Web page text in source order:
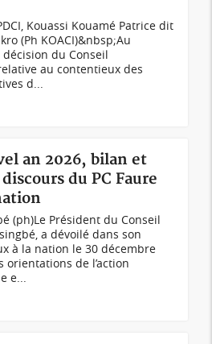
Kouassi Kouamé Patrice dit
(Ph KOACI)&nbsp;Au
du Conseil
au contentieux des
d...
an 2026, bilan et
du PC Faure
(ph)Le Président du Conseil
a dévoilé dans son
à la nation le 30 décembre
orientations de l’action
e...